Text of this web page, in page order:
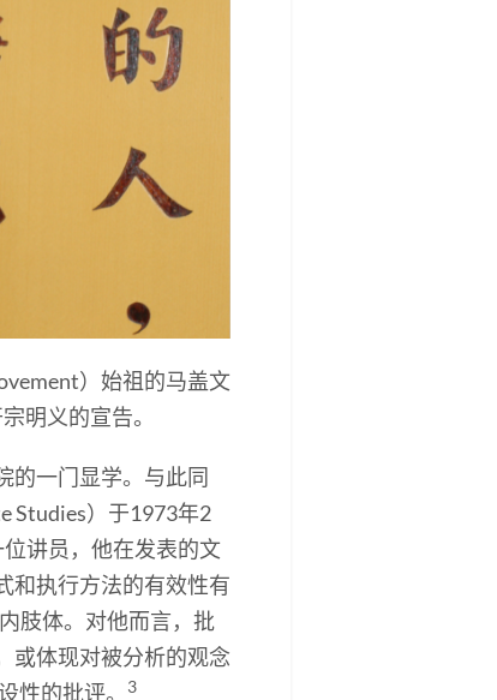
）始祖的马盖文
明义的宣告。
的一门显学。与此同
Studies）于1973年2
讲员，他在发表的文
和执行方法的有效性有
肢体。对他而言，批
或体现对被分析的观念
性的批评。
3